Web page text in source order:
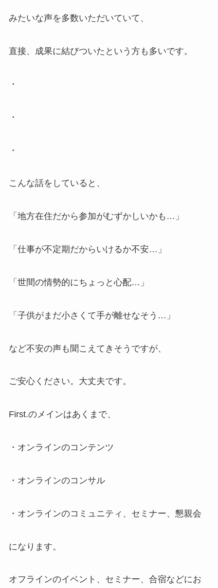
みたいな声を多数いただいていて、
直接、成果に結びついたという方も多いです。
・
・
・
こんな話をしていると、
「地方在住だから参加がむずかしいかも…」
「仕事が不定期だからいけるか不安…」
「世間の情勢的にちょっと心配…」
「子供がまだ小さくて手が離せなそう…」
など不安の声も聞こえてきそうですが、
ご安心ください。大丈夫です。
First.のメインはあくまで、
・オンラインのコンテンツ
・オンラインのコンサル
・オンラインのコミュニティ、セミナー、懇親会
になります。
オフラインのイベント、セミナー、合宿などにお